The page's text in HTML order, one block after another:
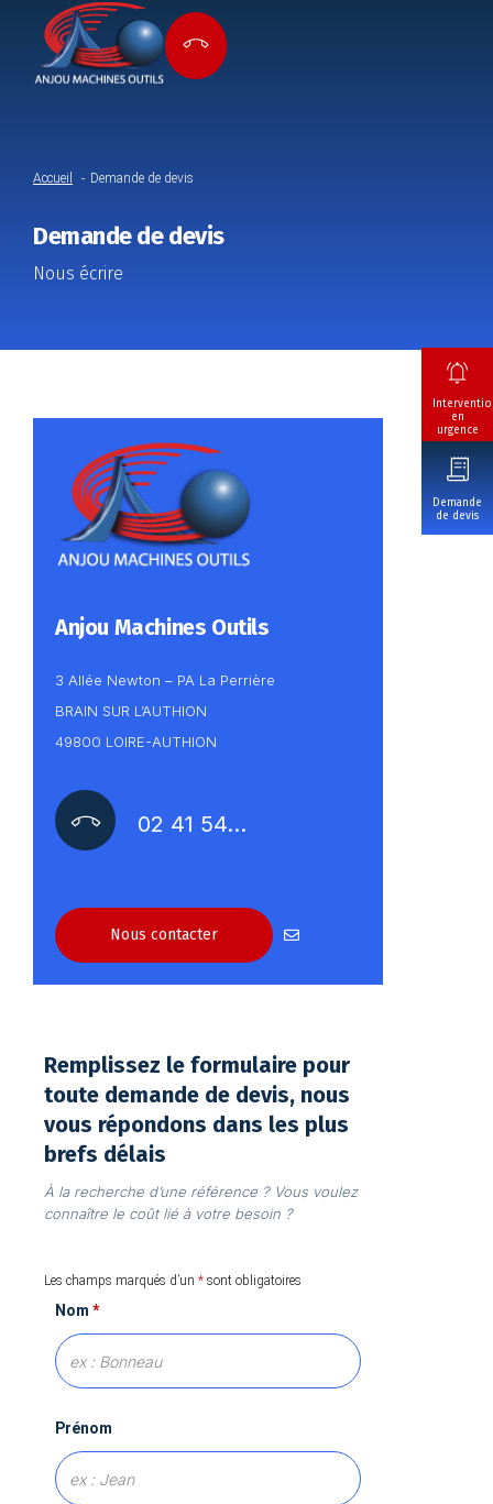
en
urgence
Demande
de devis
Accueil Demande de devis
Demande de devis
Nous écrire
Anjou Machines Outils
3 Allée Newton – PA La Perrière
BRAIN SUR L’AUTHION
49800 LOIRE-AUTHION
02 41 54…
Nous contacter
Remplissez le formulaire pour
toute demande de devis, nous
vous répondons dans les plus
brefs délais
À la recherche d’une référence ? Vous voulez
connaître le coût lié à votre besoin ?
Les champs marqués d’un * sont obligatoires
Nom *
Prénom